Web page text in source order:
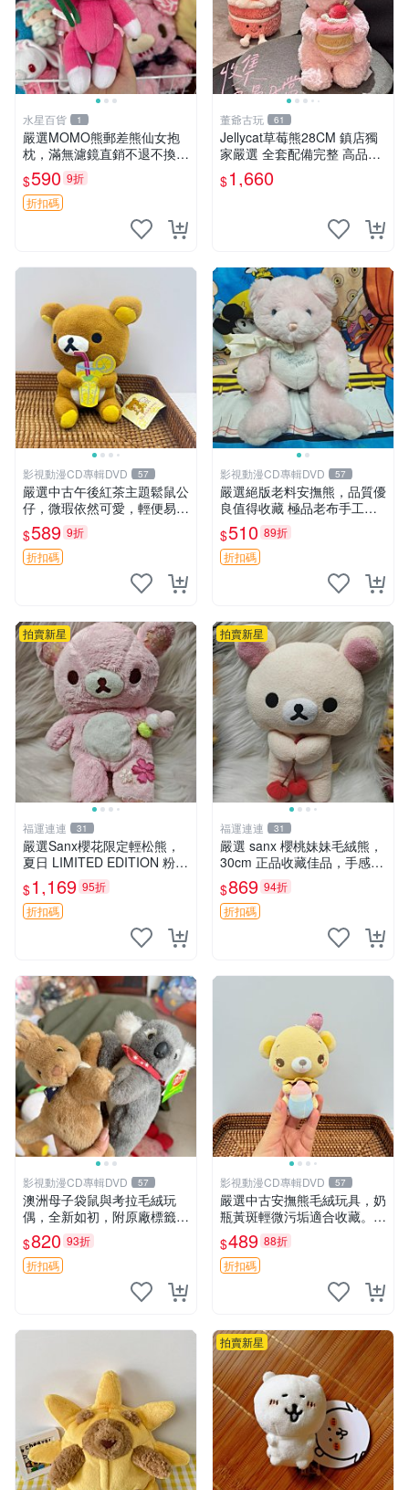
水星百貨 1
嚴選MOMO熊郵差熊仙女抱
枕，滿無濾鏡直銷不退不換
經典造型可愛必備 紅薯啵啵
間抱枕 抱枕 時尚
$590 9折
折扣碼
董爺古玩 61
Jellycat草莓熊28CM 鎮店獨
家嚴選 全套配備完整 高品質
收藏好物 紋章 玩具熊 定制熊
$1,660
影視動漫CD專輯DVD 57
嚴選中古午後紅茶主題鬆鼠公
仔，微瑕依然可愛，輕便易運
送 二手收藏推薦 工廠直營 快
遞到府 中古 玩偶 公仔
$589 9折
折扣碼
影視動漫CD專輯DVD 57
嚴選絕版老料安撫熊，品質優
良值得收藏 極品老布手工安
撫搖鈴玩具，適合哄睡寶貝
超柔老料搖鈴熊，專為孩子設
計的安心伴護 推薦絕版老布
製工藝搖鈴熊，可當作童
$510 89折
折扣碼
拍賣新星
福運連連 31
嚴選Sanx櫻花限定輕松熊，
夏日 LIMITED EDITION 粉色
毛絨熊，背有拉鏈設計，肚內
填充豆袋，精致工藝呈現，狀
態如新，適合收藏與送人 櫻
$1,169 95折
折扣碼
拍賣新星
福運連連 31
嚴選 sanx 櫻桃妹妹毛絨熊，
30cm 正品收藏佳品，手感極
軟，適合贈送與收藏 櫻桃妹
妹、sanx、毛絨熊
$869 94折
折扣碼
影視動漫CD專輯DVD 57
澳洲母子袋鼠與考拉毛絨玩
偶，全新如初，附原廠標籤，
手感極軟，適合贈送親朋好
友。袋鼠與考拉正版，精緻尺
寸，適合作為收藏或家飾擺
設，增添暖意。 母子、袋
$820 93折
折扣碼
影視動漫CD專輯DVD 57
嚴選中古安撫熊毛絨玩具，奶
瓶黃斑輕微污垢適合收藏。默
認兩日發貨，全國快遞隨機派
送。 成色如圖可放心購買，
輕微瑕疵和臟污不影響使用。
安撫熊 中古玩偶 毛
$489 88折
折扣碼
拍賣新星